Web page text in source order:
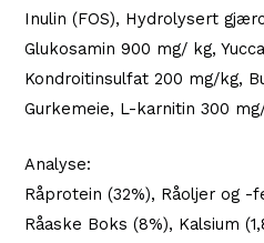
Inulin (FOS), Hydrolysert
Glukosamin 900 mg/ kg,
Kondroitinsulfat 200 mg/kg,
Gurkemeie, L-karnitin 300
Analyse:
Råprotein (32%), Råoljer og -
Råaske Boks (8%), Kalsium